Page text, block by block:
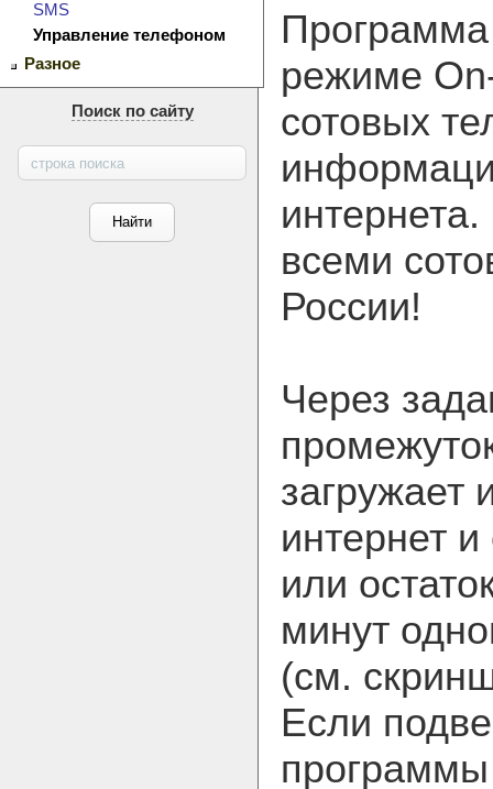
SMS
Управление телефоном
Разное
Поиск по сайту
режиме
сотовых
всеми
России!
Через
интернет
или
минут
(см.
Если
программы